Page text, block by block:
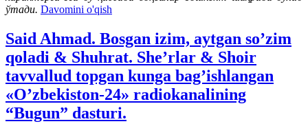
ўтади. Davomini o'qish
Said Ahmad. Bosgan izim, aytgan so’zim
qoladi & Shuhrat. She’rlar & Shoir
tavvallud topgan kunga bag’ishlangan
«O’zbekiston-24» radiokanalining
“Bugun” dasturi.